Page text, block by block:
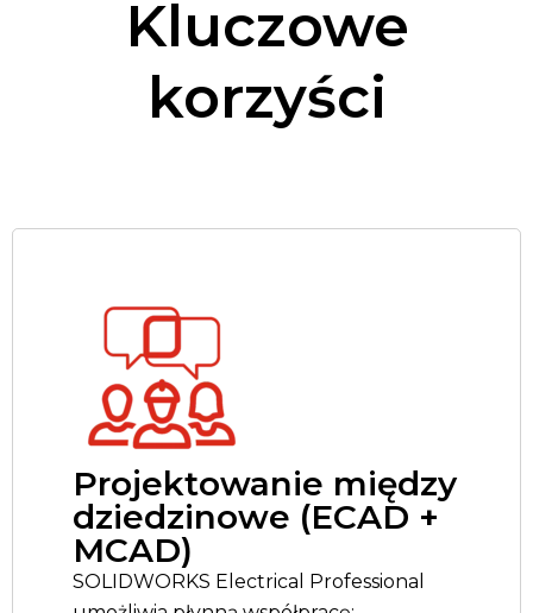
Kluczowe
korzyści
Projektowanie między
dziedzinowe (ECAD +
MCAD)
SOLIDWORKS Electrical Professional